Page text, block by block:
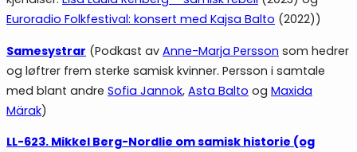
Euroradio Folkfestival: konsert med Kajsa Balto (2022))
Samesystrar (Podkast av Anne-Marja Persson som hedrer
og løftrer frem sterke samisk kvinner. Persson i samtale
med blant andre Sofia Jannok, Asta Balto og Maxida
Märak)
LL-623. Mikkel Berg-Nordlie om samisk historie (og